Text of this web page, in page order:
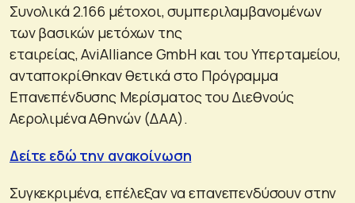
Συνολικά 2.166 μέτοχοι, συμπεριλαμβανομένων
των βασικών μετόχων της
εταιρείας, AviAlliance GmbH και του Υπερταμείου,
ανταποκρίθηκαν θετικά στο Πρόγραμμα
Επανεπένδυσης Μερίσματος του Διεθνούς
Αερολιμένα Αθηνών (ΔΑΑ).
Δείτε εδώ την ανακοίνωση
Συγκεκριμένα, επέλεξαν να επανεπενδύσουν στην